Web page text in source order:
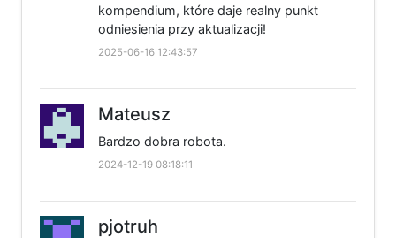
kompendium, które daje realny punkt
odniesienia przy aktualizacji!
2025-06-16 12:43:57
Mateusz
Bardzo dobra robota.
2024-12-19 08:18:11
pjotruh